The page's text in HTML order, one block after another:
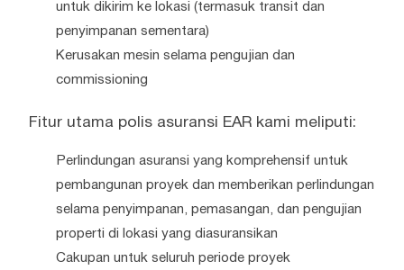
untuk dikirim ke lokasi (termasuk transit dan
penyimpanan sementara)
Kerusakan mesin selama pengujian dan
commissioning
Fitur utama polis asuransi EAR kami meliputi:
Perlindungan asuransi yang komprehensif untuk
pembangunan proyek dan memberikan perlindungan
selama penyimpanan, pemasangan, dan pengujian
properti di lokasi yang diasuransikan
Cakupan untuk seluruh periode proyek